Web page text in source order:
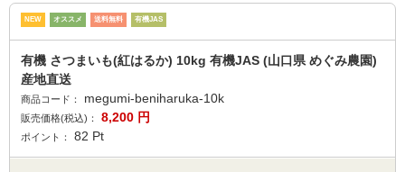
NEW オススメ 送料無料 有機JAS
有機 さつまいも(紅はるか) 10kg 有機JAS (山口県 めぐみ農園)
産地直送
商品コード： megumi-beniharuka-10k
販売価格(税込)： 8,200 円
ポイント： 82 Pt